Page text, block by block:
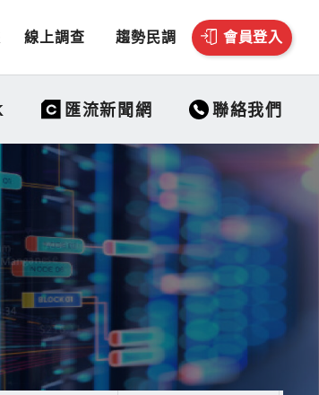
線上調查 趨勢民調 會員登入
匯流新聞網 聯絡我們